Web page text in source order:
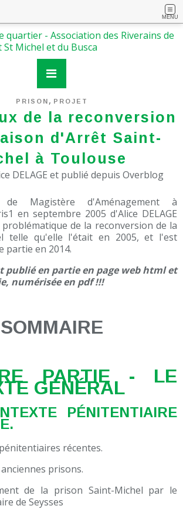
MENU
PRISON , PROJET
de la reconversion
d'Arrêt Saint-
à Toulouse
DELAGE et publié depuis Overblog
Magistère d'Aménagement à
en septembre 2005 d'Alice DELAGE
de la reconversion de la
telle qu'elle l'était en 2005, et l'est
partie en 2014.
publié en partie en page web html et
numérisée en pdf !!!
SOMMAIRE
PARTIE - LE
GÉNÉRAL
PÉNITENTIAIRE
récentes.
prisons.
de la prison Saint-Michel par le
de Seysses